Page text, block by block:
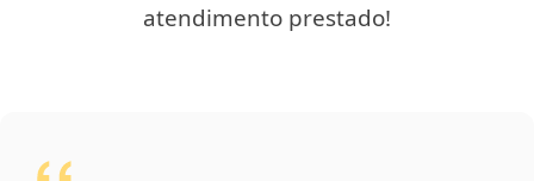
atendimento prestado!